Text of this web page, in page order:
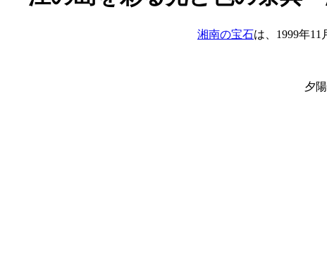
湘南の宝石は、1999年
夕